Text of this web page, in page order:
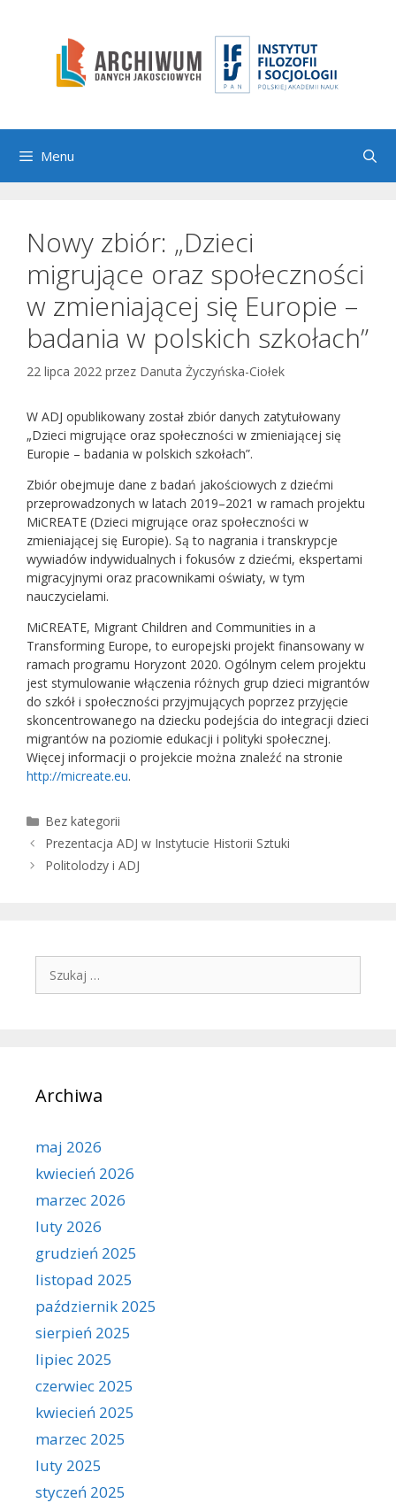
Menu
Nowy zbiór: „Dzieci
migrujące oraz społeczności
w zmieniającej się Europie –
badania w polskich szkołach”
22 lipca 2022 przez Danuta Życzyńska-Ciołek
W ADJ opublikowany został zbiór danych zatytułowany
„Dzieci migrujące oraz społeczności w zmieniającej się
Europie – badania w polskich szkołach”.
Zbiór obejmuje dane z badań jakościowych z dziećmi
przeprowadzonych w latach 2019–2021 w ramach projektu
MiCREATE (Dzieci migrujące oraz społeczności w
zmieniającej się Europie). Są to nagrania i transkrypcje
wywiadów indywidualnych i fokusów z dziećmi, ekspertami
migracyjnymi oraz pracownikami oświaty, w tym
nauczycielami.
MiCREATE, Migrant Children and Communities in a
Transforming Europe, to europejski projekt finansowany w
ramach programu Horyzont 2020. Ogólnym celem projektu
jest stymulowanie włączenia różnych grup dzieci migrantów
do szkół i społeczności przyjmujących poprzez przyjęcie
skoncentrowanego na dziecku podejścia do integracji dzieci
migrantów na poziomie edukacji i polityki społecznej.
Więcej informacji o projekcie można znaleźć na stronie
http://micreate.eu.
Kategorie
Bez kategorii
Prezentacja ADJ w Instytucie Historii Sztuki
Politolodzy i ADJ
Szukaj:
Archiwa
maj 2026
kwiecień 2026
marzec 2026
luty 2026
grudzień 2025
listopad 2025
październik 2025
sierpień 2025
lipiec 2025
czerwiec 2025
kwiecień 2025
marzec 2025
luty 2025
styczeń 2025